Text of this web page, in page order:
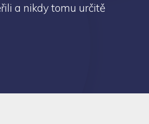
a nikdy tomu určitě